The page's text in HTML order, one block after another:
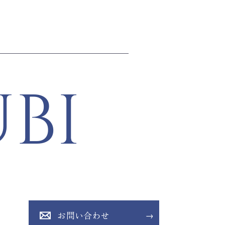
お問い合わせ